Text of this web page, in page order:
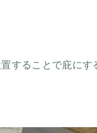
することで庇にす